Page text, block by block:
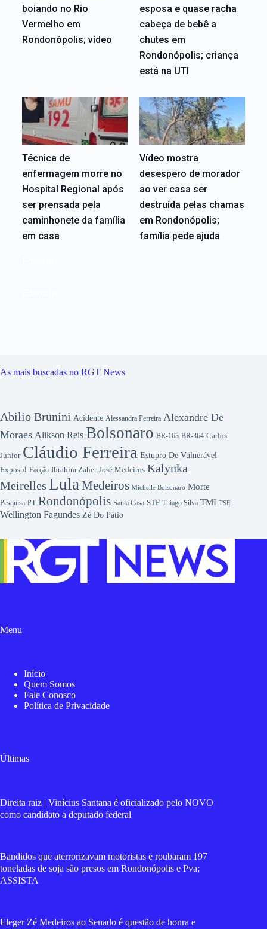
boiando no Rio
Vermelho em
Rondonópolis; vídeo
esposa e quase racha
cabeça de bebê a
chutes em
Rondonópolis; criança
está na UTI
Técnica de
enfermagem morre no
Hospital Regional após
ser prensada pela
caminhonete da família
em casa
Vídeo mostra
desespero de morador
ao ver casa ser
destruída pelas chamas
em Rondonópolis;
família pede ajuda
As mais buscadas no RGT News
Abilio Brunini Acidente Alessandra Ferreira Alexandre De
Moraes Alikson Reis Bolsonaro BR-163 BR-364 Carlos
Júnior Cláudio Ferreira Estupro De Vulnerável
Exposul Facção Ibrahim Zaher José Medeiros Kalynka
Meirelles Lula Medeiros Michelle Bolsonaro Morte
Pesquisa PT Rondonópolis Santa Casa STF Thiago Silva TMI TSE
Wellington Fagundes Zé Do Pátio
Menu
Início
Quem Somos
Fale Conosco
Política de Privacidade
Últimas
Direita raiz | Vinícius Santana é oficializado pelo NOVO
como candidato a deputado federal
Bandidos que aterrorizavam motoristas e roubaram 197
toneladas de soja são presos em Rondonópolis e Pva;
ASSISTA
Eleger Zé Medeiros ao Senado é questão de honra e